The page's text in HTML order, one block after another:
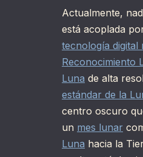
Actualmente,
está acoplada
tecnología digital
Reconocimiento
Luna de alta
estándar de la
centro oscuro
un mes lunar
Luna hacia la